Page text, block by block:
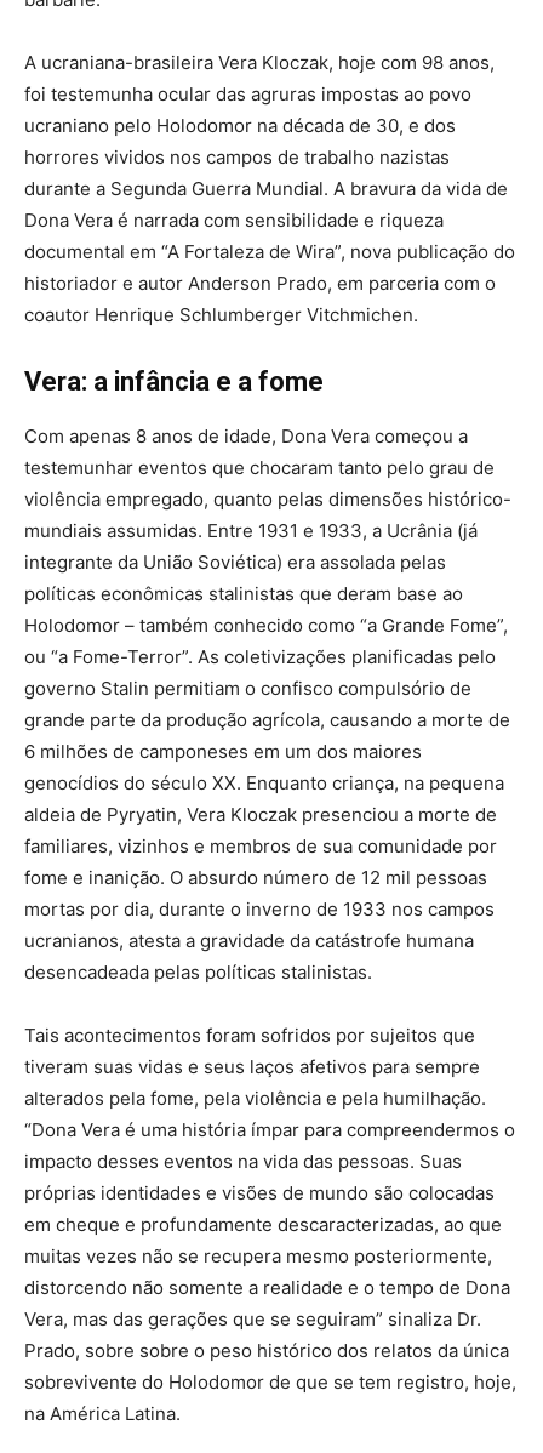
A ucraniana-brasileira Vera Kloczak, hoje com 98 anos,
foi testemunha ocular das agruras impostas ao povo
ucraniano pelo Holodomor na década de 30, e dos
horrores vividos nos campos de trabalho nazistas
durante a Segunda Guerra Mundial. A bravura da vida de
Dona Vera é narrada com sensibilidade e riqueza
documental em “A Fortaleza de Wira”, nova publicação do
historiador e autor Anderson Prado, em parceria com o
coautor Henrique Schlumberger Vitchmichen.
Vera: a infância e a fome
Com apenas 8 anos de idade, Dona Vera começou a
testemunhar eventos que chocaram tanto pelo grau de
violência empregado, quanto pelas dimensões histórico-
mundiais assumidas. Entre 1931 e 1933, a Ucrânia (já
integrante da União Soviética) era assolada pelas
políticas econômicas stalinistas que deram base ao
Holodomor – também conhecido como “a Grande Fome”,
ou “a Fome-Terror”. As coletivizações planificadas pelo
governo Stalin permitiam o confisco compulsório de
grande parte da produção agrícola, causando a morte de
6 milhões de camponeses em um dos maiores
genocídios do século XX. Enquanto criança, na pequena
aldeia de Pyryatin, Vera Kloczak presenciou a morte de
familiares, vizinhos e membros de sua comunidade por
fome e inanição. O absurdo número de 12 mil pessoas
mortas por dia, durante o inverno de 1933 nos campos
ucranianos, atesta a gravidade da catástrofe humana
desencadeada pelas políticas stalinistas.
Tais acontecimentos foram sofridos por sujeitos que
tiveram suas vidas e seus laços afetivos para sempre
alterados pela fome, pela violência e pela humilhação.
“Dona Vera é uma história ímpar para compreendermos o
impacto desses eventos na vida das pessoas. Suas
próprias identidades e visões de mundo são colocadas
em cheque e profundamente descaracterizadas, ao que
muitas vezes não se recupera mesmo posteriormente,
distorcendo não somente a realidade e o tempo de Dona
Vera, mas das gerações que se seguiram” sinaliza Dr.
Prado, sobre sobre o peso histórico dos relatos da única
sobrevivente do Holodomor de que se tem registro, hoje,
na América Latina.